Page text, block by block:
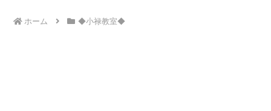
ホーム ◆小禄教室◆